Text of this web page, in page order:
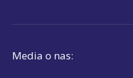
Media o nas: